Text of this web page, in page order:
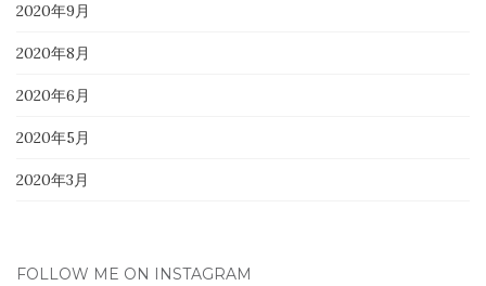
2020年9月
2020年8月
2020年6月
2020年5月
2020年3月
FOLLOW ME ON INSTAGRAM